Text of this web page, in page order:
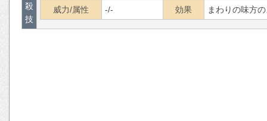
殺
技
威力/属性
-/- 効果 まわりの味方